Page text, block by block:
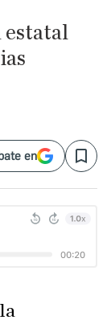
estatal
en Save